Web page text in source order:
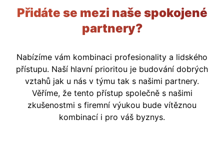
Přidáte se mezi naše spokojené
partnery?
Nabízíme vám kombinaci profesionality a lidského
přístupu. Naší hlavní prioritou je budování dobrých
vztahů jak u nás v týmu tak s našimi partnery.
Věříme, že tento přístup společně s našimi
zkušenostmi s firemní výukou bude vítěznou
kombinací i pro váš byznys.